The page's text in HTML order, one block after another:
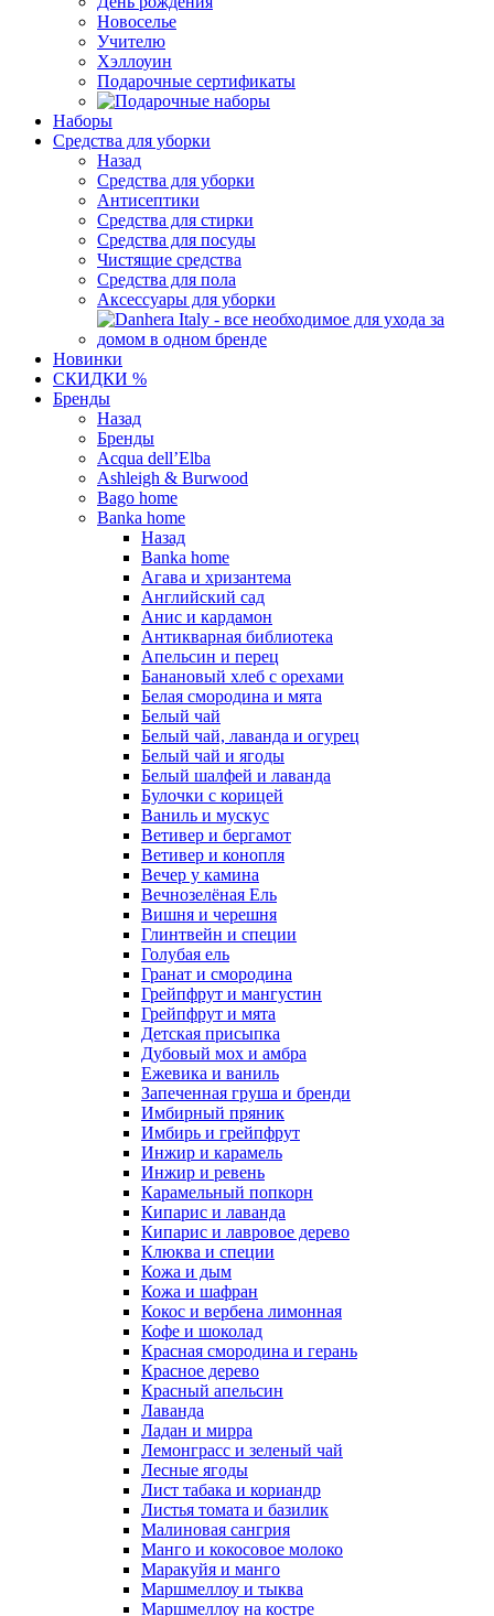
Новоселье
Учителю
Хэллоуин
Подарочные сертификаты
Наборы
Средства для уборки
Назад
Средства для уборки
Антисептики
Средства для стирки
Средства для посуды
Чистящие средства
Средства для пола
Аксессуары для уборки
Новинки
СКИДКИ %
Бренды
Назад
Бренды
Acqua dell’Elba
Ashleigh & Burwood
Bago home
Banka home
Назад
Banka home
Агава и хризантема
Английский сад
Анис и кардамон
Антикварная библиотека
Апельсин и перец
Банановый хлеб с орехами
Белая смородина и мята
Белый чай
Белый чай, лаванда и огурец
Белый чай и ягоды
Белый шалфей и лаванда
Булочки с корицей
Ваниль и мускус
Ветивер и бергамот
Ветивер и конопля
Вечер у камина
Вечнозелёная Ель
Вишня и черешня
Глинтвейн и специи
Голубая ель
Гранат и смородина
Грейпфрут и мангустин
Грейпфрут и мята
Детская присыпка
Дубовый мох и амбра
Ежевика и ваниль
Запеченная груша и бренди
Имбирный пряник
Имбирь и грейпфрут
Инжир и карамель
Инжир и ревень
Карамельный попкорн
Кипарис и лаванда
Кипарис и лавровое дерево
Клюква и специи
Кожа и дым
Кожа и шафран
Кокос и вербена лимонная
Кофе и шоколад
Красная смородина и герань
Красное дерево
Красный апельсин
Лаванда
Ладан и мирра
Лемонграсс и зеленый чай
Лесные ягоды
Лист табака и кориандр
Листья томата и базилик
Малиновая сангрия
Манго и кокосовое молоко
Маракуйя и манго
Маршмеллоу и тыква
Маршмеллоу на костре